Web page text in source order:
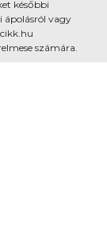
későbbi
ápolásról vagy
számára.